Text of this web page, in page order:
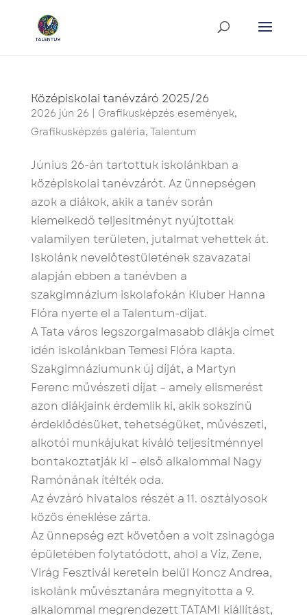
Középiskolai tanévzáró 2025/26
2026 jún 26 Grafikusképzés események,
Grafikusképzés galéria, Talentum
Június 26-án tartottuk iskolánkban a
középiskolai tanévzárót. Az ünnepségen
azok a diákok, akik a tanév során
kiemelkedő teljesítményt nyújtottak
valamilyen területen, jutalmat vehettek át.
Iskolánk nevelőtestületének szavazatai
alapján ebben a tanévben a
szakgimnázium iskolafokán Kluber Hanna
Flóra nyerte el a Talentum-díjat.
A Tata város legszorgalmasabb diákja címet
idén iskolánkban Temesi Flóra kapta.
Szakgimnáziumunk új díját, a Martyn
Ferenc művészeti díjat – amely elismerést
azon diákjaink érdemlik ki, akik sokszínű
érdeklődésüket, tehetségüket, művészeti,
alkotói munkájukat kiváló teljesítménnyel
bontakoztatják ki – első alkalommal Nagy
Ramónának ítélték oda.
Az évzáró hivatalos részét a 11. osztályosok
közös éneklése zárta.
Az ünnepség ezt követően a volt zsinagóga
épületében folytatódott, ahol a Víz, Zene,
Virág Fesztivál keretein belül Koncz Andrea,
iskolánk művésztanára megnyitotta a 9.
alkalommal megrendezett TATAMI kiállítást,